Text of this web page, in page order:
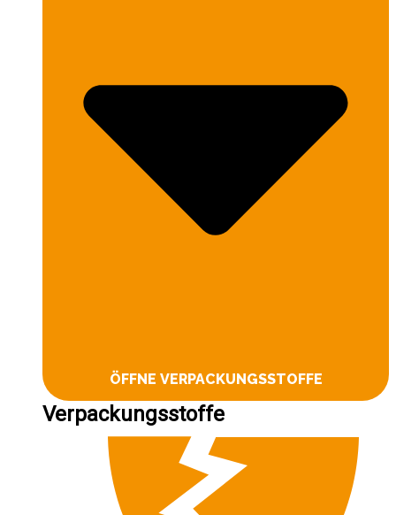
ÖFFNE VERPACKUNGSSTOFFE
Verpackungsstoffe